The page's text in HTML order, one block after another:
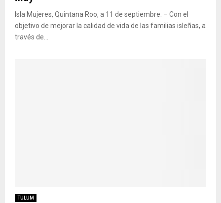
Isla Mujeres, Quintana Roo, a 11 de septiembre. – Con el
objetivo de mejorar la calidad de vida de las familias isleñas, a
través de...
TULUM